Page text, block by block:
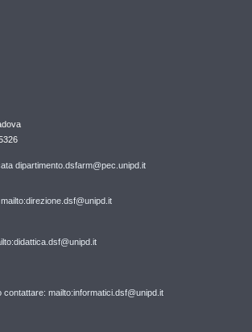
dipartimento.dsfarm@pec.unipd.it
contattare: mailto:informatici.dsf@unipd.it